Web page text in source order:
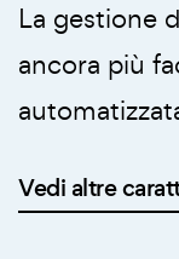
La gestione
ancora più
Vedi altre